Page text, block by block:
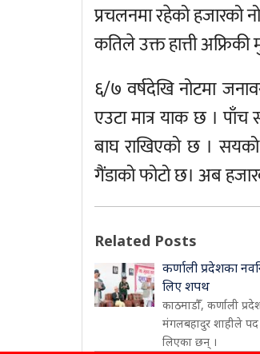
प्रचलनमा रहेको
कतिले उक्त हात्ती
६/७ वर्षदेखि नोटमा
एउटा मात्र याक छ । पाँच
बाघ राखिएको छ ।
गैंडाको फोटो छ। अब
Related Posts
कर्णाली प्रदेशका
लिए शपथ
काठमाडौँ, कर्णाली
मंगलबहादुर शाहीले
लिएका छन् ।